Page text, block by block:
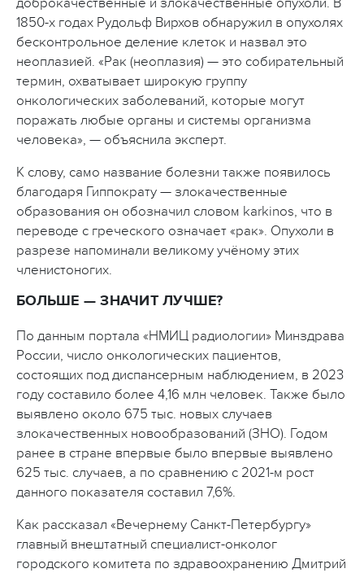
доброкачественные и злокачественные опухоли. В
1850-х годах Рудольф Вирхов обнаружил в опухолях
бесконтрольное деление клеток и назвал это
неоплазией. «Рак (неоплазия) — это собирательный
термин, охватывает широкую группу
онкологических заболеваний, которые могут
поражать любые органы и системы организма
человека», — объяснила эксперт.
К слову, само название болезни также появилось
благодаря Гиппократу — злокачественные
образования он обозначил словом karkinos, что в
переводе с греческого означает «рак». Опухоли в
разрезе напоминали великому учёному этих
членистоногих.
БОЛЬШЕ — ЗНАЧИТ ЛУЧШЕ?
По данным портала «НМИЦ радиологии» Минздрава
России, число онкологических пациентов,
состоящих под диспансерным наблюдением, в 2023
году составило более 4,16 млн человек. Также было
выявлено около 675 тыс. новых случаев
злокачественных новообразований (ЗНО). Годом
ранее в стране впервые было впервые выявлено
625 тыс. случаев, а по сравнению с 2021-м рост
данного показателя составил 7,6%.
Как рассказал «Вечернему Санкт-Петербургу»
главный внештатный специалист-онколог
городского комитета по здравоохранению Дмитрий